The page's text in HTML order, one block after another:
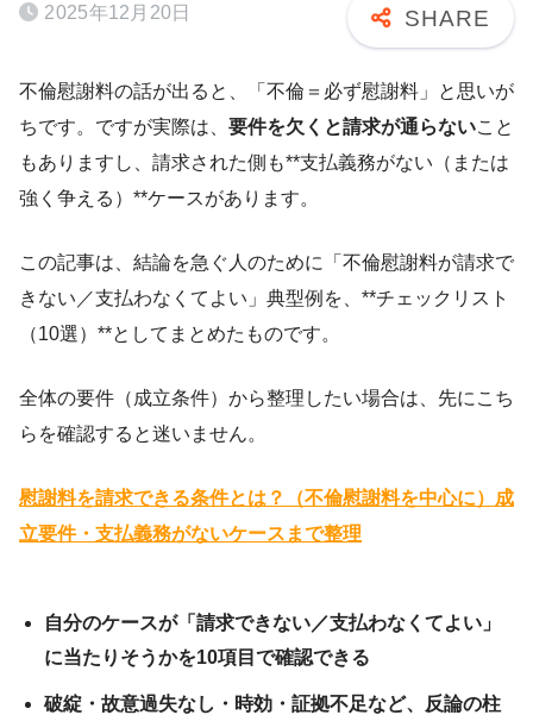
2025年12月20日
不倫慰謝料の話が出ると、「不倫＝必ず慰謝料」と思いが
ちです。ですが実際は、 要件を欠くと請求が通らないこと
もありますし、請求された側も**支払義務がない（または
強く争える）**ケースがあります。
この記事は、結論を急ぐ人のために「不倫慰謝料が請求で
きない／支払わなくてよい」典型例を、**チェックリスト
（10選）**としてまとめたものです。
全体の要件（成立条件）から整理したい場合は、先にこち
らを確認すると迷いません。
慰謝料を請求できる条件とは？（不倫慰謝料を中心に）成
立要件・支払義務がないケースまで整理
自分のケースが「請求できない／支払わなくてよい」
に当たりそうかを10項目で確認できる
破綻・故意過失なし・時効・証拠不足など、反論の柱